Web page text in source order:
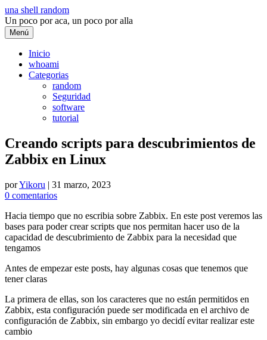
Saltar
al
contenido
una shell random
Un poco por aca, un poco por alla
Menú
Inicio
whoami
Categorias
random
Seguridad
software
tutorial
Creando scripts para descubrimientos de
Zabbix en Linux
porYikoru | 31 marzo, 2023
0 comentarios
Hacia tiempo que no escribia sobre Zabbix. En este post veremos las
bases para poder crear scripts que nos permitan hacer uso de la
capacidad de descubrimiento de Zabbix para la necesidad que
tengamos
Antes de empezar este posts, hay algunas cosas que tenemos que
tener claras
La primera de ellas, son los caracteres que no están permitidos en
Zabbix, esta configuración puede ser modificada en el archivo de
configuración de Zabbix, sin embargo yo decidí evitar realizar este
cambio